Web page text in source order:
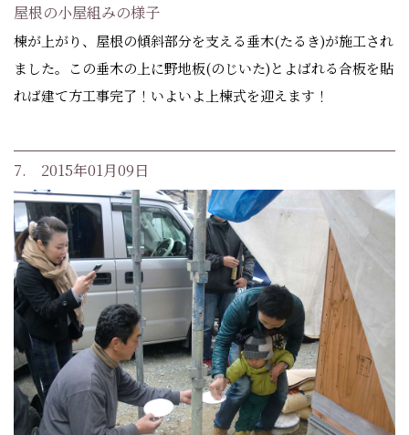
屋根の小屋組みの様子
棟が上がり、屋根の傾斜部分を支える垂木(たるき)が施工され
ました。この垂木の上に野地板(のじいた)とよばれる合板を貼
れば建て方工事完了！いよいよ上棟式を迎えます！
7. 2015年01月09日